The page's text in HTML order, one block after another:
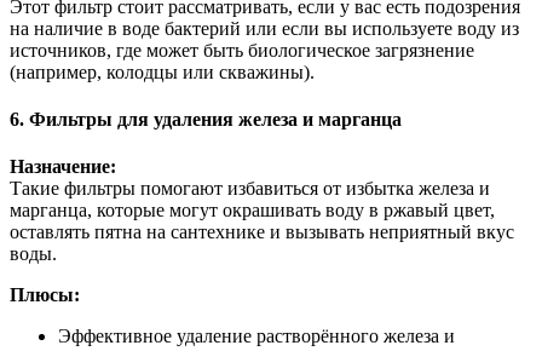
Этот фильтр стоит рассматривать, если у вас есть подозрения
на наличие в воде бактерий или если вы используете воду из
источников, где может быть биологическое загрязнение
(например, колодцы или скважины).
6. Фильтры для удаления железа и марганца
Назначение:
Такие фильтры помогают избавиться от избытка железа и
марганца, которые могут окрашивать воду в ржавый цвет,
оставлять пятна на сантехнике и вызывать неприятный вкус
воды.
Плюсы:
Эффективное удаление растворённого железа и